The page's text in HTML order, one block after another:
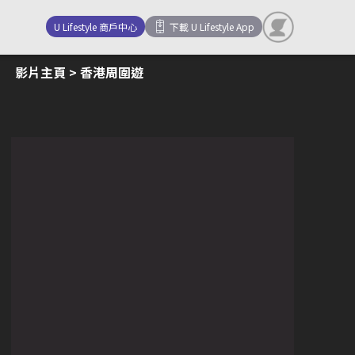
U Lifestyle 商戶中心 下載 U Lifestyle App
影片主頁 > 香港周圍遊